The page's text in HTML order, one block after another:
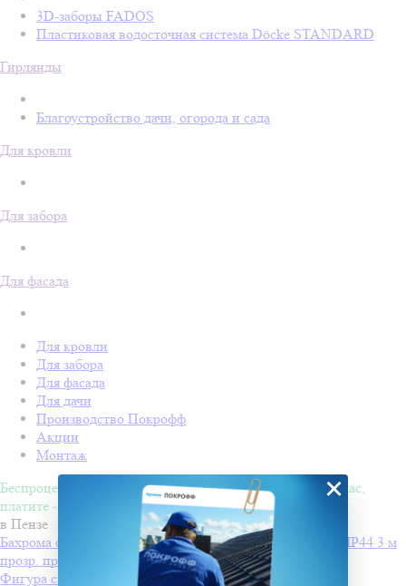
3D-заборы FADOS
Пластиковая водосточная система Döcke STANDARD
Гирлянды
Благоустройство дачи, огорода и сада
Для кровли
Для забора
Для фасада
Для кровли
Для забора
Для фасада
Для дачи
Производство Покрофф
Акции
Монтаж
Беспроцентная рассрочка на 4 месяца. Покупайте - сейчас,
платите - потом!
в Пензе
Бахрома светодиодн INFINILITE Одесская с мерц. эфф IP44 3 м
прозр. пров., соед., бел. хол от 1270 ₽
Фигура световая "Олени везут Санта Клауса на санях"
×